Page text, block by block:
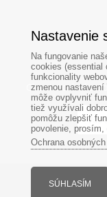
Chcete od nás
Nastavenie
Na fungovanie
cookies (essential
funkcionality
zmenou
môže ovplyvniť
tiež využívali
pomôžu zlepšiť
povolenie,
Ochrana
SÚHLASÍM